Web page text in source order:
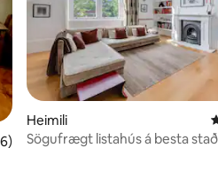
í meðaleinkunn, 6 umsagnir
Heimili
Sögufrægt listahús á besta